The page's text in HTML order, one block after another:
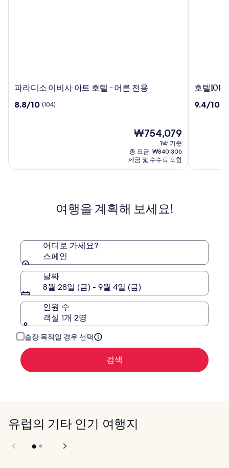
파
디
트
용
파라디소 이비사 아트 호텔 - 어른 전용
10
(104)
8.8/10 (104)
현
요
금
₩754,079
₩754,079
1박 기준
총 요금: ₩840,306
세금 및 수수료 포함
호
101-
호텔101-
10
(1102)
9.4/10
여행을 계획해 보세요!
어디로 가세요?
스페인
날짜
8월 28일 (금) - 9월 4일 (금)
인원 수
객실 1개 2명
출장 목적일 경우 선택
검색
유럽의 기타 인기 여행지